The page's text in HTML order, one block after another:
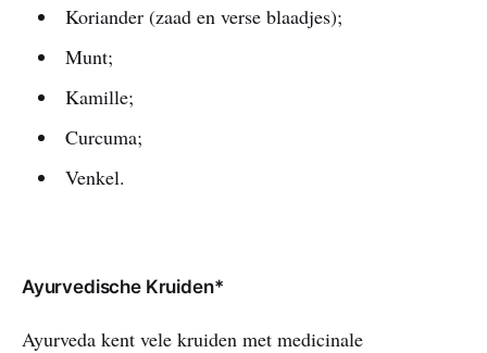
Koriander (zaad en verse blaadjes);
Munt;
Kamille;
Curcuma;
Venkel.
Ayurvedische Kruiden*
Ayurveda kent vele kruiden met medicinale